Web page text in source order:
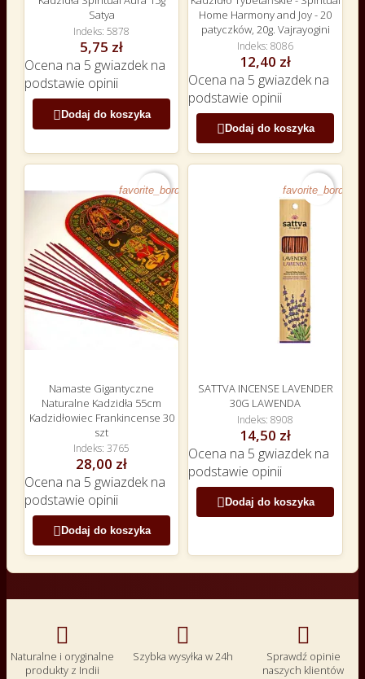
Satya
Indeks 5878
5,75 zł
Ocena na 5 gwiazdek na
podstawie opinii
Dodaj do koszyka
Home Harmony and Joy - 20
patyczków, 20g. Vajrayogini
Indeks 8086
12,40 zł
Ocena na 5 gwiazdek na
podstawie opinii
Dodaj do koszyka
favorite_border
Namaste Gigantyczne
Naturalne Kadzidła 55cm
Kadzidłowiec Frankincense 30
szt
Indeks 3765
28,00 zł
Ocena na 5 gwiazdek na
podstawie opinii
 Dodaj do koszyka
favorite_border
SATTVA INCENSE LAVENDER
30G LAWENDA
Indeks 8908
14,50 zł
Ocena na 5 gwiazdek na
podstawie opinii
 Dodaj do koszyka

Naturalne i oryginalne
produkty z Indii

Szybka wysyłka w 24h

Sprawdź opinie
naszych klientów